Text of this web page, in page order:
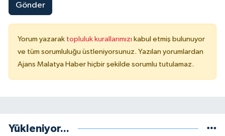
Gönder
Yorum yazarak topluluk kurallarımızı kabul etmiş bulunuyor
ve tüm sorumluluğu üstleniyorsunuz. Yazılan yorumlardan
Ajans Malatya Haber hiçbir şekilde sorumlu tutulamaz.
Yükleniyor...